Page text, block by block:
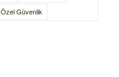
Özel Güvenlik